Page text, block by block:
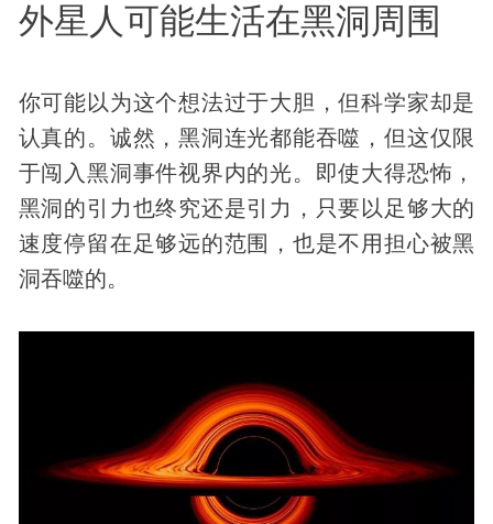
外星人可能生活在黑洞周围
你可能以为这个想法过于大胆，但科学家却是
认真的。诚然，黑洞连光都能吞噬，但这仅限
于闯入黑洞事件视界内的光。即使大得恐怖，
黑洞的引力也终究还是引力，只要以足够大的
速度停留在足够远的范围，也是不用担心被黑
洞吞噬的。